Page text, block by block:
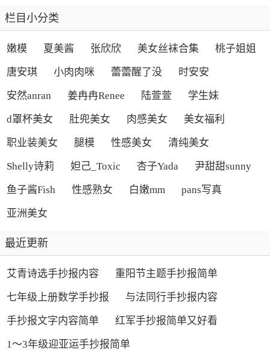
栏目小分类
嫩模 夏美酱 张欣欣 美女丝袜合集 桃子姐姐
唐安琪 小肉肉咪 蕾蕾醒了没 时安安
安然anran 姜冉冉Renee 陆萱萱 学生妹
d罩杯美女 肚兜美女 肉感美女 美女福利
职业装美女 腿模 性感美女 清纯美女
Shelly诗莉 妲己_Toxic 杏子Yada 尹甜甜sunny
鱼子酱Fish 性感熟女 白嫩mm pans写真
亚洲美女
最近更新
艾青诗选手抄报内容 重阳节主题手抄报简单
七年级上册数学手抄报 与法同行手抄报内容
手抄报文字内容简单 红军手抄报简单又好看
1～3年级迎亚运手抄报简单